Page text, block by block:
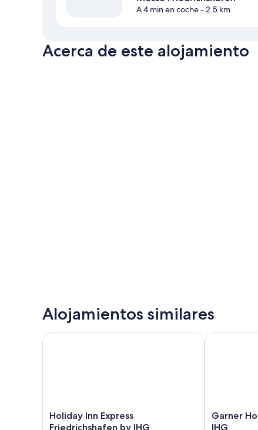
A 4 min en coche- 2.5 km
Acerca de este alojamiento
Alojamientos similares
Holiday
Inn
Holiday Inn Express
Friedrichshafen by IHG
Holiday Inn Express Friedrichshafen by IHG
Garner
Hotel
Garner
IHG
Garner